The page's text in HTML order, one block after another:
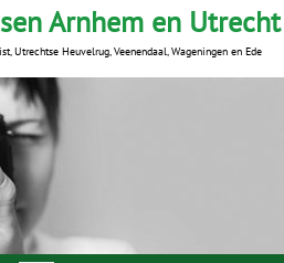
Arnhem en Utrecht
Utrechtse Heuvelrug, Veenendaal, Wageningen en Ede